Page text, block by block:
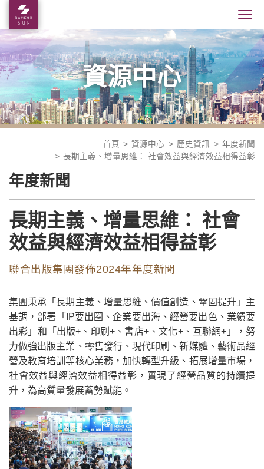
資源中心
首頁 資源中心 歷史資訊
年度新聞
長期主義、增量思維： 社會效益與經濟效益相得益彰
年度新聞
長期主義、增量思維： 社會
效益與經濟效益相得益彰
聯合出版集團發佈2024年年度新聞
集團秉承「長期主義、增量思維、價值創造、鞏固提升」主
基調，部署「IP要出圈、企業要出海、經營要出色、業績要
出彩」和「出版+、印刷+、書店+、文化+、互聯網+」，努
力做強出版主業、零售發行、現代印刷、新媒體、藝術品經
營及教育培訓等核心業務，加快轉型升級、拓展增量市場，
社會效益與經濟效益相得益彰，實現了經營品質的持續提
升，為高質量發展蓄勢賦能。